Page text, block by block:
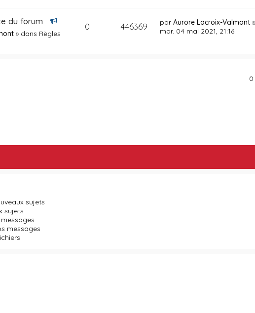
du forum
» dans Règles
0 446369 parAurore Lacroix-Valmont
mar. 04 mai 2021, 21:16
sujets
sujets
messages